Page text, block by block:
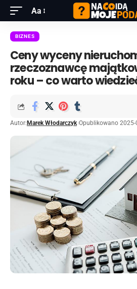
Aa
BIZNES
Ceny wyceny
rzeczoznawcę
roku – co warto
Autor: Marek Włodarczyk Opublikowano 2025-